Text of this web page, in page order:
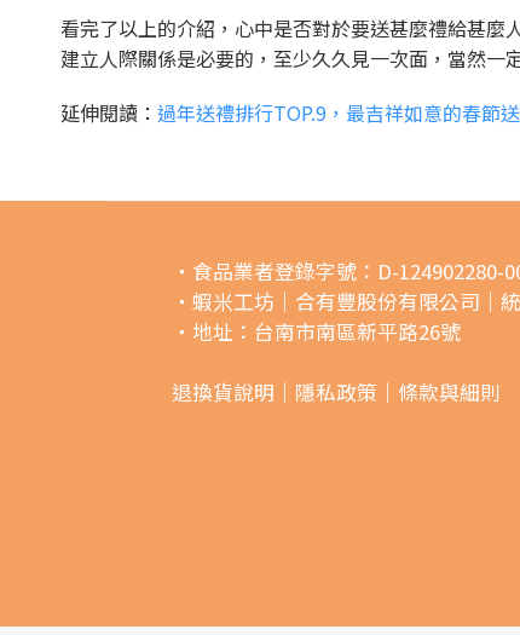
看完了以上的介紹，心中是否對於要送甚麼禮給甚
建立人際關係是必要的，至少久久見一次面，當然一
延伸閱讀： 過年送禮排行TOP.9，最吉祥如意的春節
・食品業者登錄字號：D-124902280-
・蝦米工坊｜合有豐股份有限公司｜
・地址：台南市南區新平路26號
退換貨說明｜ 隱私政策｜ 條款與細則